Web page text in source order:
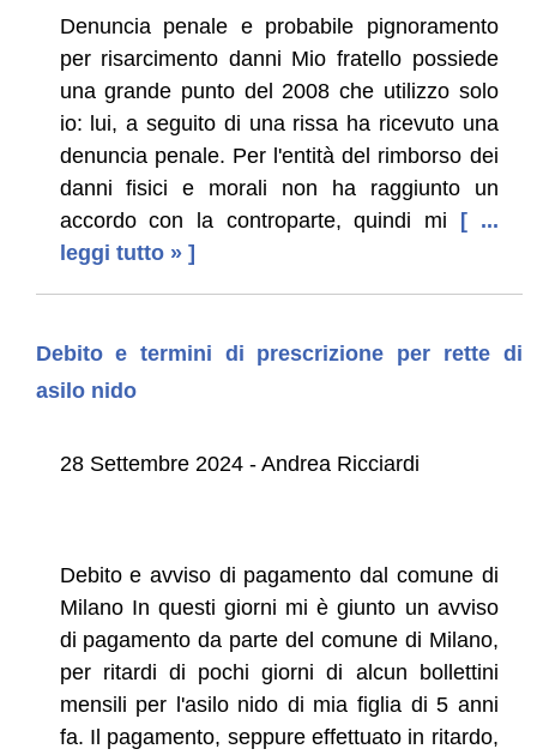
Denuncia penale e probabile pignoramento
per risarcimento danni Mio fratello possiede
una grande punto del 2008 che utilizzo solo
io: lui, a seguito di una rissa ha ricevuto una
denuncia penale. Per l'entità del rimborso dei
danni fisici e morali non ha raggiunto un
accordo con la controparte, quindi mi
[ ...
leggi tutto » ]
Debito e termini di prescrizione per rette di
asilo nido
28 Settembre 2024 - Andrea Ricciardi
Debito e avviso di pagamento dal comune di
Milano In questi giorni mi è giunto un avviso
di pagamento da parte del comune di Milano,
per ritardi di pochi giorni di alcun bollettini
mensili per l'asilo nido di mia figlia di 5 anni
fa. Il pagamento, seppure effettuato in ritardo,